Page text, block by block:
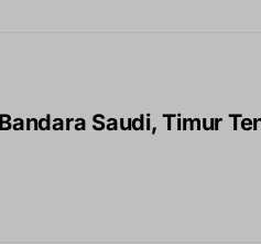
Saudi, Timur